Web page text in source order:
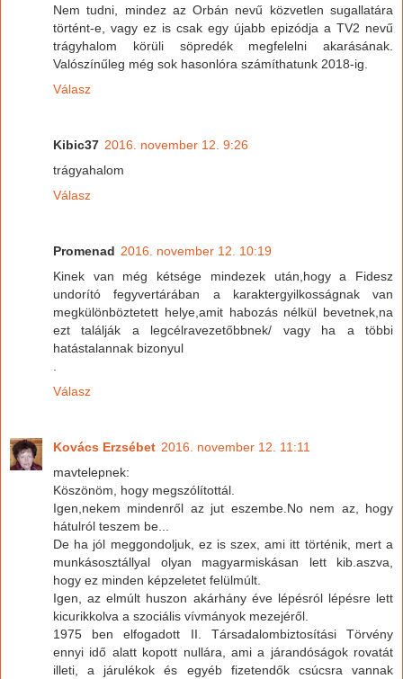
Nem tudni, mindez az Orbán nevű közvetlen sugallatára
történt-e, vagy ez is csak egy újabb epizódja a TV2 nevű
trágyhalom körüli söpredék megfelelni akarásának.
Valószínűleg még sok hasonlóra számíthatunk 2018-ig.
Válasz
Kibic37 2016. november 12. 9:26
trágyahalom
Válasz
Promenad 2016. november 12. 10:19
Kinek van még kétsége mindezek után,hogy a Fidesz
undorító fegyvertárában a karaktergyilkosságnak van
megkülönböztetett helye,amit habozás nélkül bevetnek,na
ezt találják a legcélravezetőbbnek/ vagy ha a többi
hatástalannak bizonyul
Válasz
Kovács Erzsébet 2016. november 12. 11:11
mavtelepnek:
Köszönöm, hogy megszólítottál.
Igen,nekem mindenről az jut eszembe.No nem az, hogy
hátulról teszem be...
De ha jól meggondoljuk, ez is szex, ami itt történik, mert a
munkásosztállyal olyan magyarmiskásan lett kib.aszva,
hogy ez minden képzeletet felülmúlt.
Igen, az elmúlt huszon akárhány éve lépésról lépésre lett
kicurikkolva a szociális vívmányok mezejéről.
1975 ben elfogadott II. Társadalombiztosítási Törvény
ennyi idő alatt kopott nullára, ami a járandóságok rovatát
illeti, a járulékok és egyéb fizetendők csúcsra vannak